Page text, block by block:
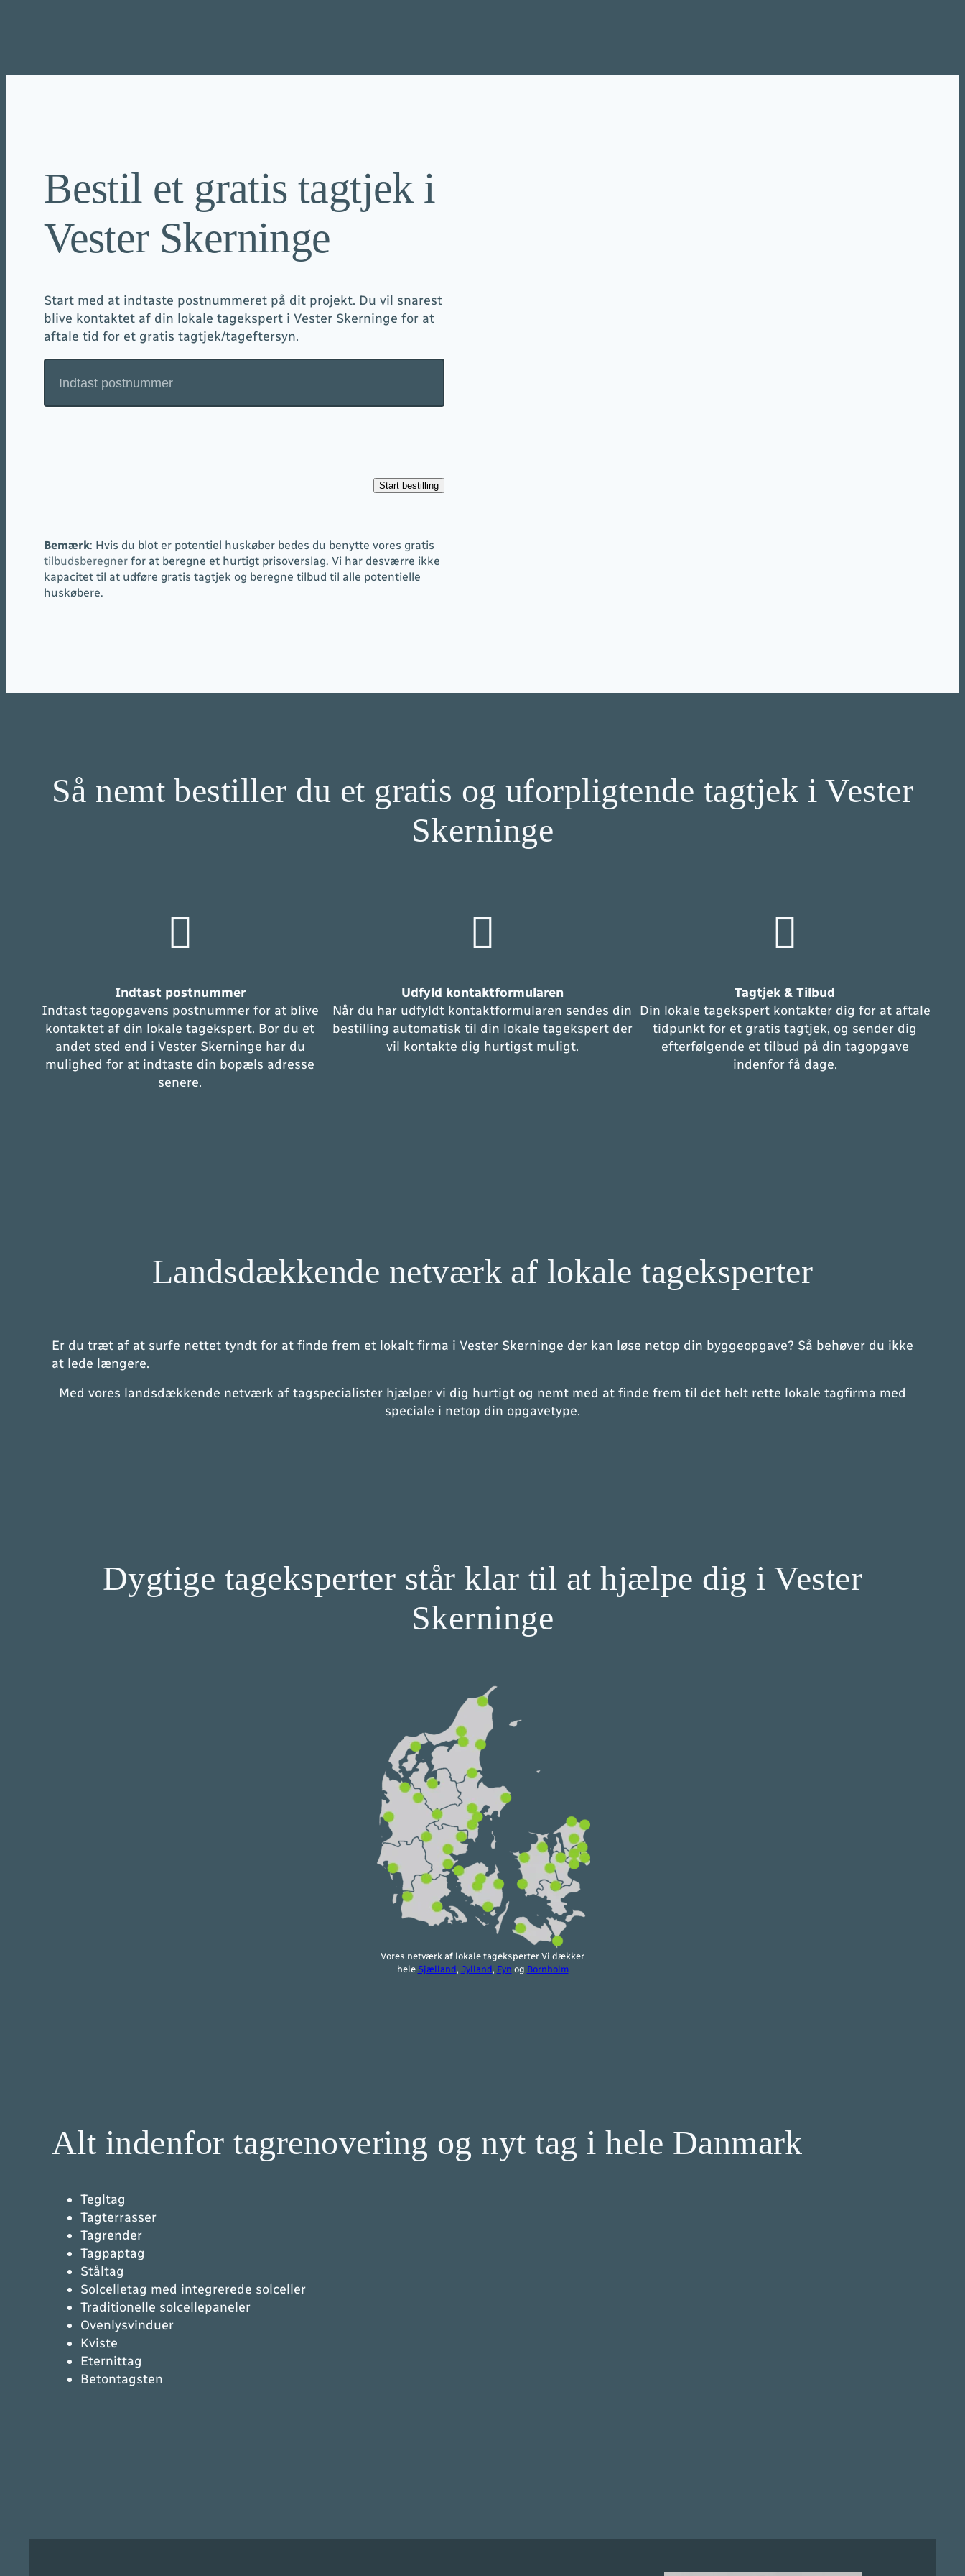
Bestil et gratis tagtjek i
Vester Skerninge
Start med at indtaste postnummeret på dit projekt. Du vil snarest
blive kontaktet af din lokale tagekspert i Vester Skerninge for at
aftale tid for et gratis tagtjek/tageftersyn.
Bemærk: Hvis du blot er potentiel huskøber bedes du benytte vores gratis
tilbudsberegner for at beregne et hurtigt prisoverslag. Vi har desværre ikke
kapacitet til at udføre gratis tagtjek og beregne tilbud til alle potentielle
huskøbere.
Så nemt bestiller du et gratis og uforpligtende tagtjek i Vester
Skerninge
Indtast postnummer
Indtast tagopgavens postnummer for at blive
kontaktet af din lokale tagekspert. Bor du et
andet sted end i Vester Skerninge har du
mulighed for at indtaste din bopæls adresse
senere.
Udfyld kontaktformularen
Når du har udfyldt kontaktformularen sendes din
bestilling automatisk til din lokale tagekspert der
vil kontakte dig hurtigst muligt.
Tagtjek & Tilbud
Din lokale tagekspert kontakter dig for at aftale
tidpunkt for et gratis tagtjek, og sender dig
efterfølgende et tilbud på din tagopgave
indenfor få dage.
Landsdækkende netværk af lokale tageksperter
Er du træt af at surfe nettet tyndt for at finde frem et lokalt firma i Vester Skerninge der kan løse netop din byggeopgave? Så behøver du ikke
at lede længere.
Med vores landsdækkende netværk af tagspecialister hjælper vi dig hurtigt og nemt med at finde frem til det helt rette lokale tagfirma med
speciale i netop din opgavetype.
Dygtige tageksperter står klar til at hjælpe dig i Vester
Skerninge
Vores netværk af lokale tageksperter Vi dækker
hele Sjælland, Jylland, Fyn og Bornholm
Alt indenfor tagrenovering og nyt tag i hele Danmark
Tegltag
Tagterrasser
Tagrender
Tagpaptag
Ståltag
Solcelletag med integrerede solceller
Traditionelle solcellepaneler
Ovenlysvinduer
Kviste
Eternittag
Betontagsten